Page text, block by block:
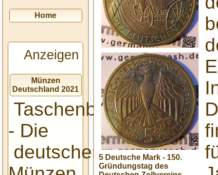
Home
Anzeigen
Münzen
Deutschland 2021
Taschenbuch
- Die
deutschen5 Deutsche Mark - 150.
Gründungstag des